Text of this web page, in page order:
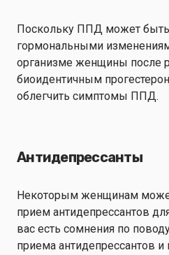
Поскольку ППД может быть
гормональными
организме женщины после
биоидентичным
облегчить симптомы ППД.
Антидепрессанты
Некоторым женщинам
прием антидепрессантов
вас есть сомнения по
приема антидепрессантов и